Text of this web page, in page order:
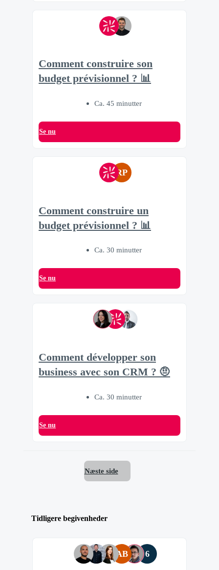
Comment construire son
budget prévisionnel ? 📊
Ca. 45 minutter
Se nu
RP
Comment construire un
budget prévisionnel ? 📊
Ca. 30 minutter
Se nu
Comment développer son
business avec son CRM ? 🤨
Ca. 30 minutter
Se nu
Næste side
Tidligere begivenheder
AB 6